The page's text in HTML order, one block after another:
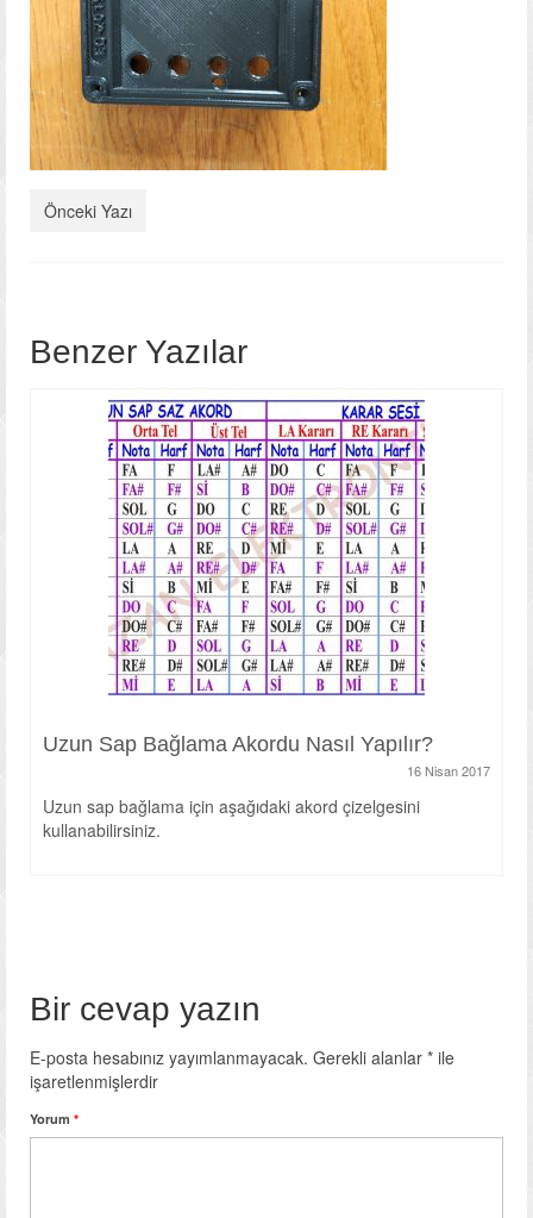
Fotoğraf Galerisi
Video Galeri
İletişim
Önceki Yazı
Benzer Yazılar
Uzun Sap Bağlama Akordu Nasıl Yapılır?
16 Nisan 2017
Uzun sap bağlama için aşağıdaki akord çizelgesini
kullanabilirsiniz.
Bir cevap yazın
E-posta hesabınız yayımlanmayacak. Gerekli alanlar * ile
işaretlenmişlerdir
Yorum *